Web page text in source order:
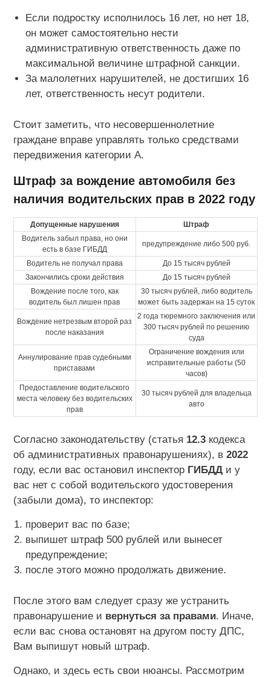
Если подростку исполнилось 16 лет, но нет 18,
он может самостоятельно нести
административную ответственность даже по
максимальной величине штрафной санкции.
За малолетних нарушителей, не достигших 16
лет, ответственность несут родители.
Стоит заметить, что несовершеннолетние
граждане вправе управлять только средствами
передвижения категории А.
Штраф за вождение автомобиля без
наличия водительских прав в 2022 году
Допущенные нарушения
Штраф
Водитель забыл права, но они
есть в базе ГИБДД
предупреждение либо 500 руб.
Водитель не получал права
До 15 тысяч рублей
Закончились сроки действия
До 15 тысяч рублей
Вождение после того, как
водитель был лишен прав
30 тысяч рублей, либо водитель
может быть задержан на 15 суток
Вождение нетрезвым второй раз
после наказания
2 года тюремного заключения или
300 тысяч рублей по решению
суда
Аннулирование прав судебными
приставами
Ограничение вождения или
исправительные работы (50
часов)
Предоставление водительского
места человеку без водительских
прав
30 тысяч рублей для владельца
авто
Согласно законодательству (статья 12.3 кодекса
об административных правонарушениях), в 2022
году, если вас остановил инспектор ГИБДДи у
вас нет с собой водительского удостоверения
(забыли дома), то инспектор:
проверит вас по базе;
выпишет штраф 500 рублей или вынесет
предупреждение;
после этого можно продолжать движение.
После этого вам следует сразу же устранить
правонарушение и вернуться за правами. Иначе,
если вас снова остановят на другом посту ДПС,
Вам выпишут новый штраф.
Однако, и здесь есть свои нюансы. Рассмотрим